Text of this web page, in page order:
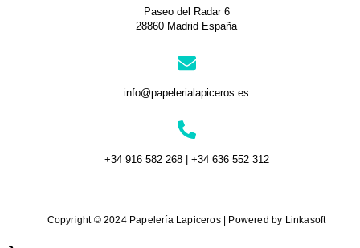
Paseo del Radar 6
28860 Madrid España
info@papelerialapiceros.es
+34 916 582 268 | +34 636 552 312
Copyright © 2024 Papelería Lapiceros | Powered by Linkasoft